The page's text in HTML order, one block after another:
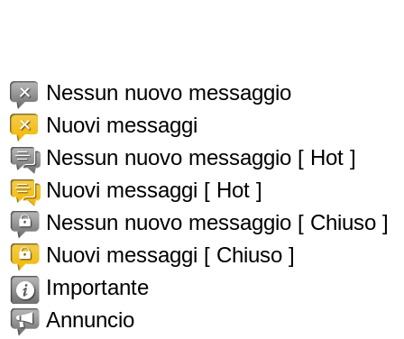
Nessun nuovo messaggio
Nuovi messaggi
Nessun nuovo messaggio [ Hot ]
Nuovi messaggi [ Hot ]
Nessun nuovo messaggio [ Chiuso ]
Nuovi messaggi [ Chiuso ]
Importante
Annuncio